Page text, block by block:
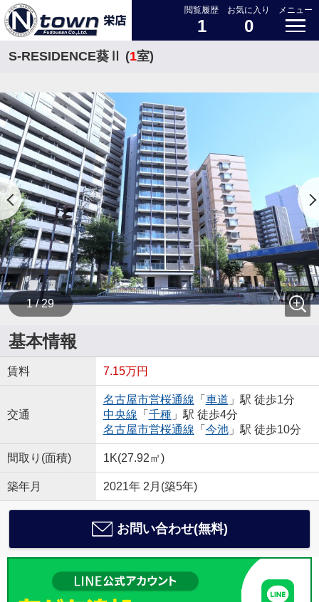
閲覧履歴
1
お気に入り
0
メニュー
S-RESIDENCE葵Ⅱ (1室)
1 / 29
基本情報
賃料 7.15万円
交通
名古屋市営桜通線 「 車道 」駅 徒歩1分
中央線 「 千種」駅 徒歩4分
名古屋市営桜通線 「 今池」駅 徒歩10分
間取り(面積) 1K(27.92㎡)
築年月 2021年 2月(築5年)
お問い合わせ(無料)